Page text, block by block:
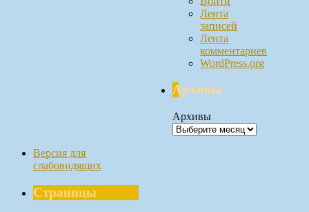
Лента
записей
Лента
комментариев
WordPress.org
Архивы
Архивы
Версия для
слабовидящих
Страницы